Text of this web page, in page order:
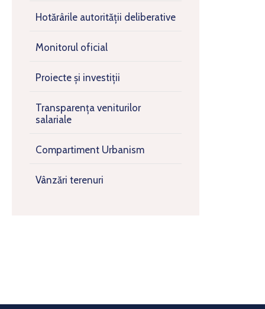
Hotărârile autorității deliberative
Monitorul oficial
Proiecte și investiții
Transparența veniturilor
salariale
Compartiment Urbanism
Vânzări terenuri